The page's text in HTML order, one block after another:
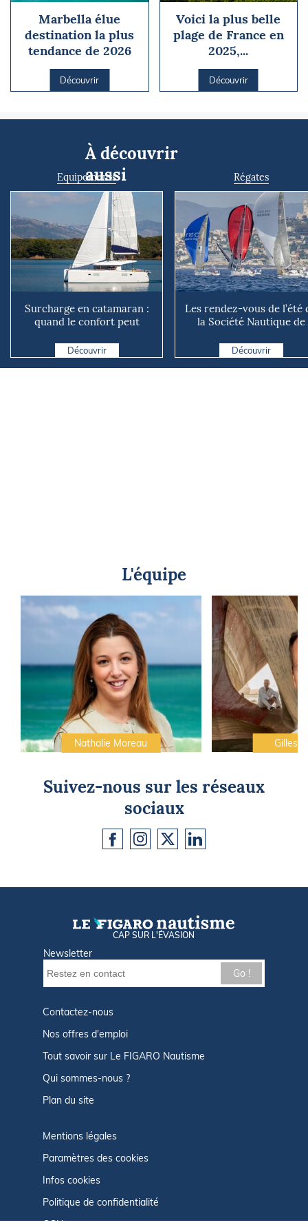
Marbella élue
destination la plus
tendance de 2026
Découvrir
Voici la plus belle
plage de France en
2025,...
Découvrir
À découvrir
aussi
Equipements
Surcharge en catamaran :
quand le confort peut
Découvrir
Régates
Les rendez-vous de l’été
la Société Nautique de
Découvrir
L'équipe
Nathalie Moreau Gilles
Suivez-nous sur les réseaux
sociaux
CAP SUR L'ÉVASION
Newsletter
Go !
Contactez-nous
Nos offres d'emploi
Tout savoir sur Le FIGARO Nautisme
Qui sommes-nous ?
Plan du site
Mentions légales
Paramètres des cookies
Infos cookies
Politique de confidentialité
CGU